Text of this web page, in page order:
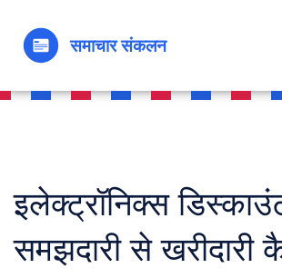
इलेक्ट्रॉनिक्स
समझदारी से